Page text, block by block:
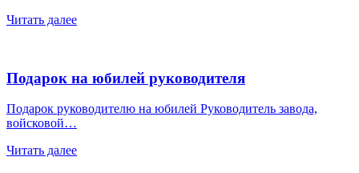
Читать далее
Подарок на юбилей руководителя
Подарок руководителю на юбилей Руководитель завода,
войсковой…
Читать далее